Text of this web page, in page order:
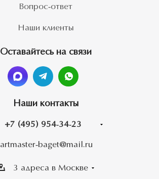
Вопрос-ответ
Наши клиенты
Оставайтесь на связи
Наши контакты
+7 (495) 954-34-23
artmaster-baget@mail.ru
3 адреса в Москве